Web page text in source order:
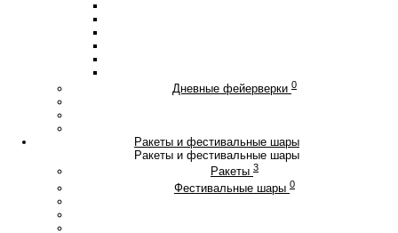
Дневные фейерверки 0
Ракеты и фестивальные шары
Ракеты и фестивальные шары
Ракеты 3
Фестивальные шары 0